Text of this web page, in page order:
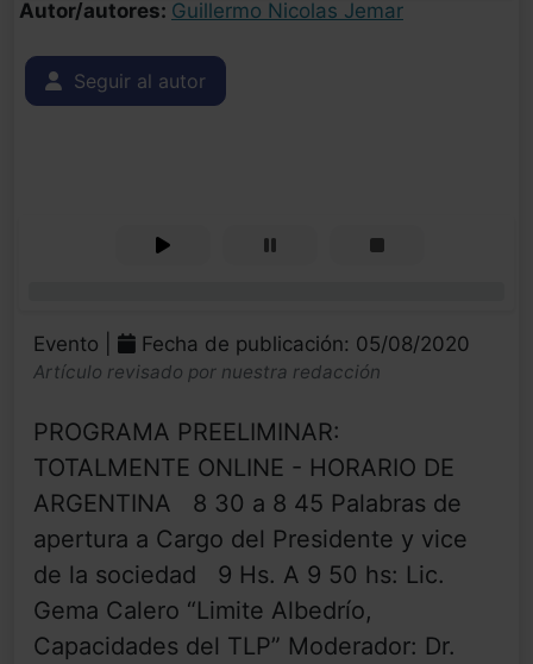
Autor/autores: Guillermo Nicolas Jemar
Seguir al autor
Evento | Fecha de publicación: 05/08/2020
Artículo revisado por nuestra redacción
PROGRAMA PREELIMINAR:
TOTALMENTE ONLINE - HORARIO DE
ARGENTINA 8 30 a 8 45 Palabras de
apertura a Cargo del Presidente y vice
de la sociedad 9 Hs. A 9 50 hs: Lic.
Gema Calero “Limite Albedrío,
Capacidades del TLP” Moderador: Dr.